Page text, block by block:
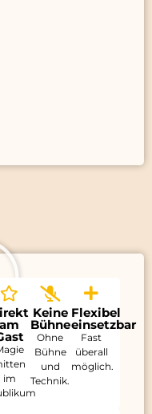
am
im
Keine
Bühne
Ohne
Bühne
und
Technik.
Flexibel
einsetzbar
Fast
überall
möglich.